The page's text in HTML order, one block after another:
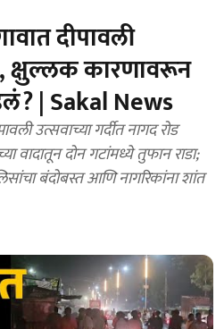
दीपावली
क्षुल्लक कारणावरून
| Sakal News
उत्सवाच्या गर्दीत नागद रोड
वादातून दोन गटांमध्ये तुफान राडा;
बंदोबस्त आणि नागरिकांना शांत